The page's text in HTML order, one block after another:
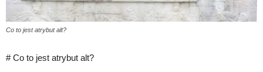
Co to jest atrybut alt?
# Co to jest atrybut alt?